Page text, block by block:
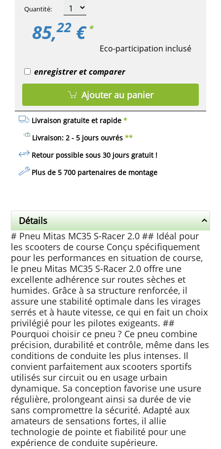
85,22 € *
Eco-participation inclusé
Livraison gratuite et rapide *
Livraison: 2 - 5 jours ouvrés **
Retour possible sous 30 jours gratuit!
Plus de 5 700 partenaires de montage
Quantité:
enregistrer et comparer
Ajouter au panier
Détails
# Pneu Mitas MC35 S-Racer 2.0 ## Idéal pour
les scooters de course Conçu spécifiquement
pour les performances en situation de course,
le pneu Mitas MC35 S-Racer 2.0 offre une
excellente adhérence sur routes sèches et
humides. Grâce à sa structure renforcée, il
assure une stabilité optimale dans les virages
serrés et à haute vitesse, ce qui en fait un choix
privilégié pour les pilotes exigeants. ##
Pourquoi choisir ce pneu ? Ce pneu combine
précision, durabilité et contrôle, même dans les
conditions de conduite les plus intenses. Il
convient parfaitement aux scooters sportifs
utilisés sur circuit ou en usage urbain
dynamique. Sa conception favorise une usure
régulière, prolongeant ainsi sa durée de vie
sans compromettre la sécurité. Adapté aux
amateurs de sensations fortes, il allie
technologie de pointe et fiabilité pour une
expérience de conduite supérieure.